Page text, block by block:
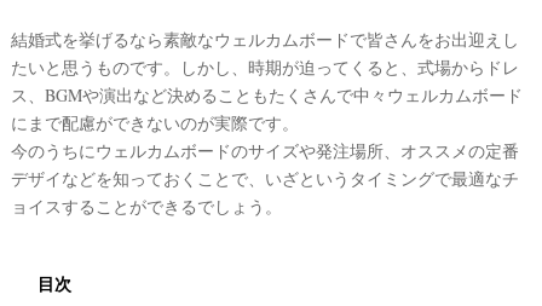
結婚式を挙げるなら素敵なウェルカムボードで皆さんをお出迎えし
たいと思うものです。しかし、時期が迫ってくると、式場からドレ
ス、BGMや演出など決めることもたくさんで中々ウェルカムボード
にまで配慮ができないのが実際です。
今のうちにウェルカムボードのサイズや発注場所、オススメの定番
デザイなどを知っておくことで、いざというタイミングで最適なチ
ョイスすることができるでしょう。
目次
ト
婚